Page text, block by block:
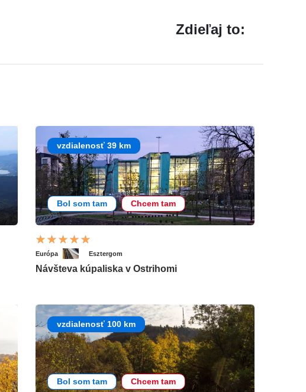
Zdieľaj to:
vzdialenosť 39 km
Bol som tam Chcem tam
Európa Esztergom
Návšteva kúpaliska v Ostrihomi
vzdialenosť 100 km
Bol som tam Chcem tam